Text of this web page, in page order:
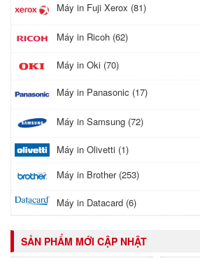
Máy in Fuji Xerox (81)
Máy in Ricoh (62)
Máy in Oki (70)
Máy in Panasonic (17)
Máy in Samsung (72)
Máy in Olivetti (1)
Máy in Brother (253)
Máy in Datacard (6)
SẢN PHẨM MỚI CẬP NHẬT